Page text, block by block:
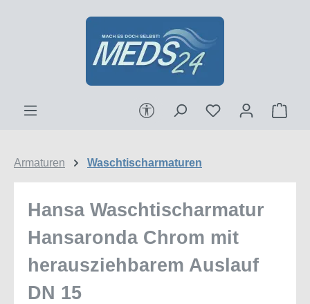
Zum Hauptinhalt springen
Werkzeugleiste anzeigen
Armaturen Waschtischarmaturen
Hansa Waschtischarmatur
Hansaronda Chrom mit
herausziehbarem Auslauf
DN 15